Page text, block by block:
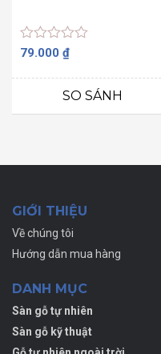
Được
hạng
sao
79.000 ₫
SO SÁNH
GIỚI THIỆU
Về chúng tôi
Hướng dẫn mua hàng
DANH MỤC
Sàn gỗ tự nhiên
Sàn gỗ kỹ thuật